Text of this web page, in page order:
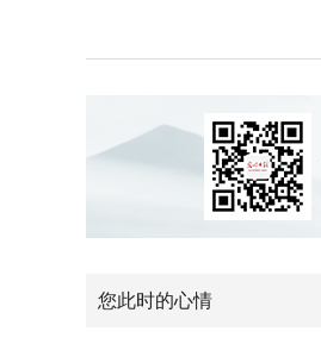
您此时的心情